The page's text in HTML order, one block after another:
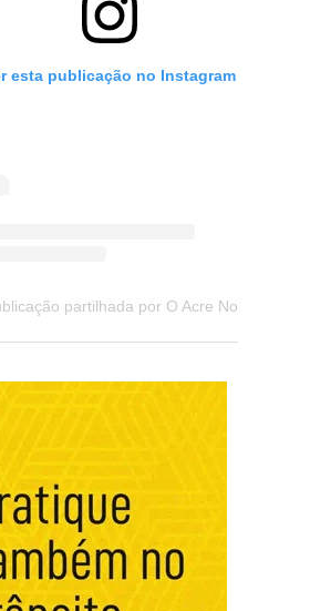
esta publicação no Instagram